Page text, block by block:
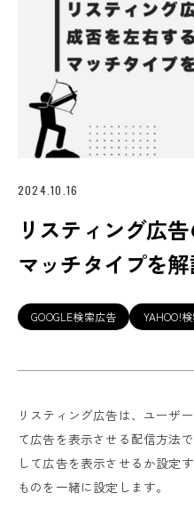
2024.10.16
リスティング広
マッチタイプを解
GOOGLE検索広告 YAHOO!
リスティング広告は、ユーザ
て広告を表示させる配信方法
して広告を表示させるか設定
ものを一緒に設定します。